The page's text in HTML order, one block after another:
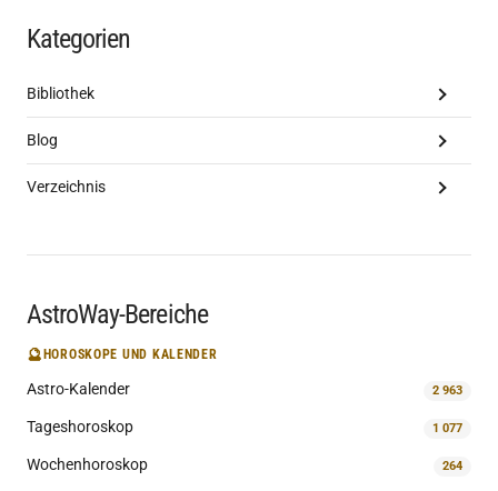
Kategorien
Bibliothek
Blog
Verzeichnis
AstroWay-Bereiche
🔮HOROSKOPE UND KALENDER
Astro-Kalender 2 963
Tageshoroskop 1 077
Wochenhoroskop 264